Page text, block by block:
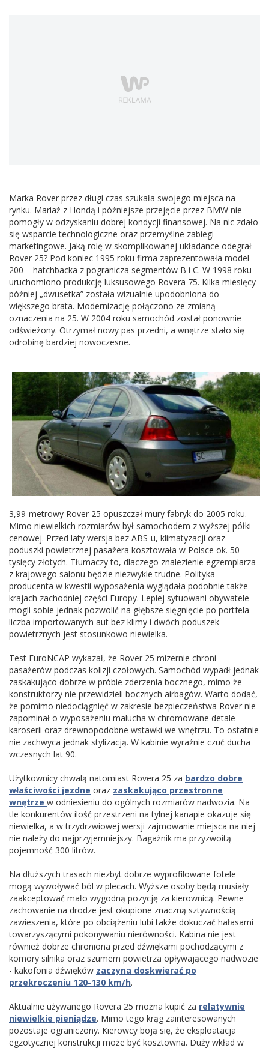
Marka Rover przez długi czas szukała swojego miejsca na
rynku. Mariaż z Hondą i późniejsze przejęcie przez BMW nie
pomogły w odzyskaniu dobrej kondycji finansowej. Na nic zdało
się wsparcie technologiczne oraz przemyślne zabiegi
marketingowe. Jaką rolę w skomplikowanej układance odegrał
Rover 25? Pod koniec 1995 roku firma zaprezentowała model
200 – hatchbacka z pogranicza segmentów B i C. W 1998 roku
uruchomiono produkcję luksusowego Rovera 75. Kilka miesięcy
później „dwusetka” została wizualnie upodobniona do
większego brata. Modernizację połączono ze zmianą
oznaczenia na 25. W 2004 roku samochód został ponownie
odświeżony. Otrzymał nowy pas przedni, a wnętrze stało się
odrobinę bardziej nowoczesne.
3,99-metrowy Rover 25 opuszczał mury fabryk do 2005 roku.
Mimo niewielkich rozmiarów był samochodem z wyższej półki
cenowej. Przed laty wersja bez ABS-u, klimatyzacji oraz
poduszki powietrznej pasażera kosztowała w Polsce ok. 50
tysięcy złotych. Tłumaczy to, dlaczego znalezienie egzemplarza
z krajowego salonu będzie niezwykle trudne. Polityka
producenta w kwestii wyposażenia wyglądała podobnie także
krajach zachodniej części Europy. Lepiej sytuowani obywatele
mogli sobie jednak pozwolić na głębsze sięgnięcie po portfela -
liczba importowanych aut bez klimy i dwóch poduszek
powietrznych jest stosunkowo niewielka.
Test EuroNCAP wykazał, że Rover 25 mizernie chroni
pasażerów podczas kolizji czołowych. Samochód wypadł jednak
zaskakująco dobrze w próbie zderzenia bocznego, mimo że
konstruktorzy nie przewidzieli bocznych airbagów. Warto dodać,
że pomimo niedociągnięć w zakresie bezpieczeństwa Rover nie
zapominał o wyposażeniu malucha w chromowane detale
karoserii oraz drewnopodobne wstawki we wnętrzu. To ostatnie
nie zachwyca jednak stylizacją. W kabinie wyraźnie czuć ducha
wczesnych lat 90.
Użytkownicy chwalą natomiast Rovera 25 za bardzo dobre
właściwości jezdne oraz zaskakująco przestronne
wnętrze w odniesieniu do ogólnych rozmiarów nadwozia. Na
tle konkurentów ilość przestrzeni na tylnej kanapie okazuje się
niewielka, a w trzydrzwiowej wersji zajmowanie miejsca na niej
nie należy do najprzyjemniejszy. Bagażnik ma przyzwoitą
pojemność 300 litrów.
Na dłuższych trasach niezbyt dobrze wyprofilowane fotele
mogą wywoływać ból w plecach. Wyższe osoby będą musiały
zaakceptować mało wygodną pozycję za kierownicą. Pewne
zachowanie na drodze jest okupione znaczną sztywnością
zawieszenia, które po obciążeniu lubi także dokuczać hałasami
towarzyszącymi pokonywaniu nierówności. Kabina nie jest
również dobrze chroniona przed dźwiękami pochodzącymi z
komory silnika oraz szumem powietrza opływającego nadwozie
- kakofonia dźwięków zaczyna doskwierać po
przekroczeniu 120-130 km/h.
Aktualnie używanego Rovera 25 można kupić za relatywnie
niewielkie pieniądze. Mimo tego krąg zainteresowanych
pozostaje ograniczony. Kierowcy boją się, że eksploatacja
egzotycznej konstrukcji może być kosztowna. Duży wkład w